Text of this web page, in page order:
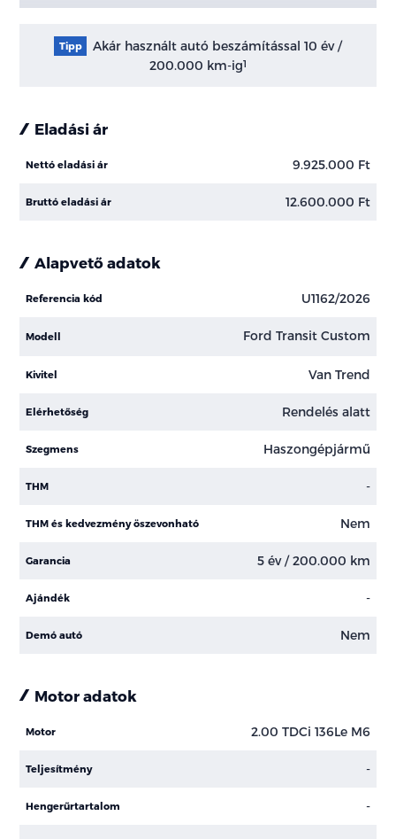
Tipp
Akár használt autó beszámítással 10 év /
200.000 km-ig1
Eladási ár
Nettó eladási ár 9.925.000 Ft
Bruttó eladási ár 12.600.000 Ft
Alapvető adatok
Referencia kód U1162/2026
Modell Ford Transit Custom
Kivitel Van Trend
Elérhetőség Rendelés alatt
Szegmens Haszongépjármű
THM -
THM és kedvezmény öszevonható Nem
Garancia 5 év / 200.000 km
Ajándék -
Demó autó Nem
Motor adatok
Motor 2.00 TDCi 136Le M6
Teljesítmény -
Hengerűrtartalom -